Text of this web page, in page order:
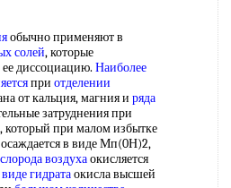
обычно применяют в
солей, которые
диссоциацию. Наиболее
при отделении
от кальция, магния и ряда
затруднения при
который при малом избытке
в виде Мп(0Н)2,
воздухаокисляется
виде гидратаокисла высшей